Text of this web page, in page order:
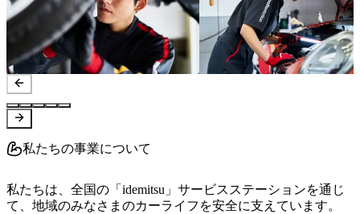
私たちの事業について
私たちは、全国の「idemitsu」サービスステーションを通じ
て、地域のみなさまのカーライフを安全に支えています。